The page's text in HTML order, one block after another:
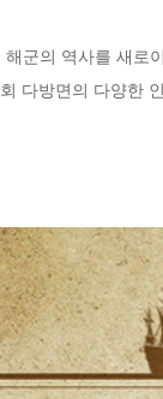
군의 역사를 새
다방면의 다양